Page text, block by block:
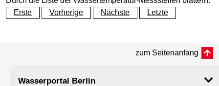
Erste
Vorherige Nächste Letzte
zum Seitenanfang
Wasserportal Berlin